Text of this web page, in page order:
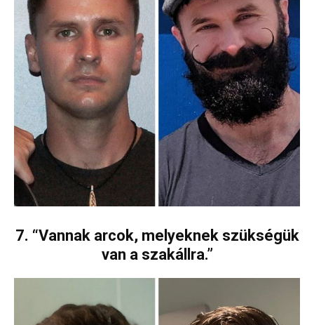
7. “Vannak arcok, melyeknek szükségük
van a szakállra.”